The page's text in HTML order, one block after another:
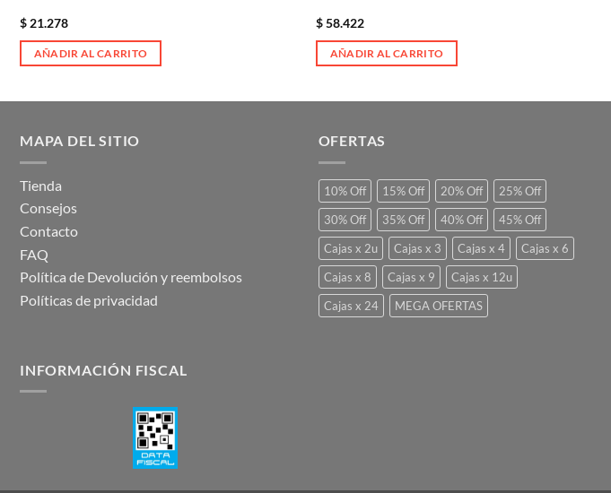
$21.278
AÑADIR AL CARRITO
$58.422
AÑADIR AL CARRITO
MAPA DEL SITIO
Tienda
Consejos
Contacto
FAQ
Política de Devolución y reembolsos
Políticas de privacidad
OFERTAS
10% Off 15% Off 20% Off
25% Off
30% Off
35% Off 40% Off
45% Off
Cajas x 2u
Cajas x 3 Cajas x 4
Cajas x 6
Cajas x 8
Cajas x 9
Cajas x 12u
Cajas x 24
MEGA OFERTAS
INFORMACIÓN FISCAL